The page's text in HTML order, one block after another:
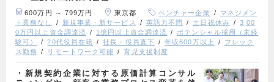
600万円 ～ 799万円 東京都 ベンチャー企業
マネジメン
ト業務なし
新規事業・新サービス 英語力不問 土日祝休み
3,00
0万円以上資金調達済
1億円以上資金調達済
ポテンシャル採用（未経
験可）
20代役員在籍 社長・役員直下 年収600万以上
フレック
ス勤務
リモートワーク可能 育児支援制度
・新規契約企業に対する原価計算コンサル